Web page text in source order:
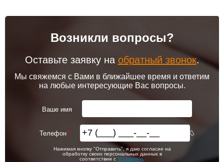
Возникли вопросы?
Оставьте заявку на обратный звонок.
Мы свяжемся с Вами в ближайшее время и ответим
на любые интересующие Вас вопросы.
Ваше имя
Телефон
Нажимая кнопку "Отправить", я даю согласие на
обработку своих персональных данных в
соответствии с Условиями